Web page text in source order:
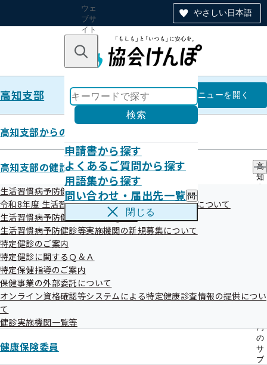
やさしい日本語
ウェ
ブサ
イト
のナ
ン
キーワードで探す
検索
申請書から探す
よくあるご質問から探す
用語集から探す
問い合わせ・届出先一覧 問
い
わ
一
覧
閉じる
高知支部 高知支部
メニューを開く
高知支部からのお知らせ
高知支部の健診・保健指導のご案内
高
知
の
内
の
サ
ブ
生活習慣病予防健診のご案内
令和8年度 生活習慣病予防健診機関の受付開始時期について
生活習慣病予防健診に関するＱ＆Ａ
生活習慣病予防健診等実施機関の新規募集について
特定健診のご案内
特定健診に関するＱ＆Ａ
特定保健指導のご案内
保健事業の外部委託について
オンライン資格確認等システムによる特定健康診査情報の提供につい
て
健診実施機関一覧等
健康保険委員
ジェネリック医薬品について
令和07年01月22日